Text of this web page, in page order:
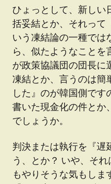
ひょっとして、新しい
括妥結とか、それって
いう凍結論の一種では
ら、似たようなことを
が政策協議団の団長に
凍結とか、言うのは簡
した』のが韓国側です
書いた現金化の件とか
でしょうか。
判決または執行を『遅
う、とか？ いや、そ
もやりそうな気もしま